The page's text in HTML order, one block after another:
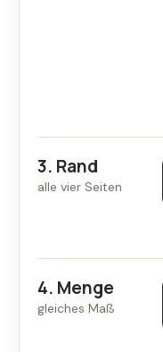
Rand
Menge